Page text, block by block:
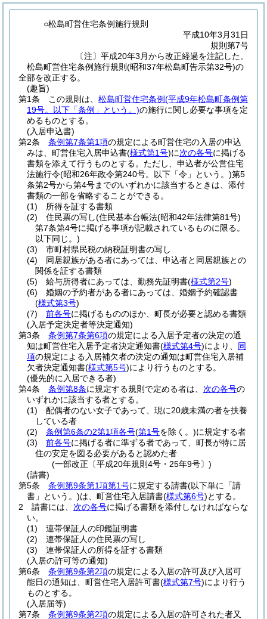
○松島町営住宅条例施行規則
平成10年3月31日
規則第7号
〔注〕平成20年3月から改正経過を注記した。
松島町営住宅条例施行規則(昭和37年松島町告示第32号)の
全部を改正する。
(趣旨)
第1条
この規則は、 松島町営住宅条例(平成9年松島町条例第
19号。以下「条例」という。)の施行に関し必要な事項を定
めるものとする。
(入居申込書)
第2条
条例第7条第1項の規定による町営住宅の入居の申込
みは、町営住宅入居申込書(様式第1号)に次の各号に掲げる
書類を添えて行うものとする。 ただし、申込者が公営住宅
法施行令(昭和26年政令第240号。以下「令」という。)第5
条第2号から第4号までのいずれかに該当するときは、添付
書類の一部を省略することができる。
(1)
所得を証する書類
(2)
住民票の写し(住民基本台帳法(昭和42年法律第81号)
第7条第4号に掲げる事項が記載されているものに限る。
以下同じ。)
(3)
市町村県民税の納税証明書の写し
(4)
同居親族がある者にあっては、申込者と同居親族との
関係を証する書類
(5)
給与所得者にあっては、勤務先証明書(様式第2号)
(6)
婚姻の予約者がある者にあっては、婚姻予約確認書
(様式第3号)
(7)
前各号に掲げるもののほか、町長が必要と認める書類
(入居予定決定者等決定通知)
第3条
条例第7条第6項の規定による入居予定者の決定の通
知は町営住宅入居予定者決定通知書(様式第4号)により、 同
項の規定による入居補欠者の決定の通知は町営住宅入居補
欠者決定通知書(様式第5号)により行うものとする。
(優先的に入居できる者)
第4条
条例第8条に規定する規則で定める者は、 次の各号の
いずれかに該当する者とする。
(1)
配偶者のない女子であって、現に20歳未満の者を扶養
している者
(2)
条例第6条の2第1項各号(第1号を除く。)に規定する者
(3)
前各号に掲げる者に準ずる者であって、町長が特に居
住の安定を図る必要があると認めた者
(一部改正〔平成20年規則4号・25年9号〕)
(請書)
第5条
条例第9条第1項第1号に規定する請書(以下単に「請
書」という。)は、町営住宅入居請書(様式第6号)とする。
2
請書には、 次の各号に掲げる書類を添付しなければならな
い。
(1)
連帯保証人の印鑑証明書
(2)
連帯保証人の住民票の写し
(3)
連帯保証人の所得を証する書類
(入居の許可等の通知)
第6条
条例第9条第2項の規定による入居の許可及び入居可
能日の通知は、町営住宅入居許可書(様式第7号)により行う
ものとする。
(入居届等)
第7条
条例第9条第2項の規定による入居の許可された者又